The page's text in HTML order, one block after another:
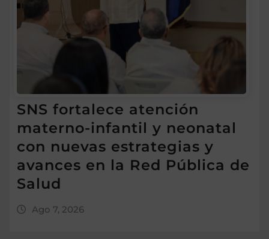
SNS fortalece atención
materno-infantil y neonatal
con nuevas estrategias y
avances en la Red Pública de
Salud
Ago 7, 2026